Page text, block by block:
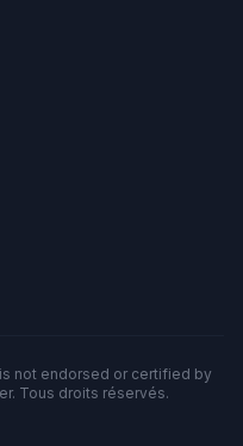
not endorsed or certified by
Tous droits réservés.